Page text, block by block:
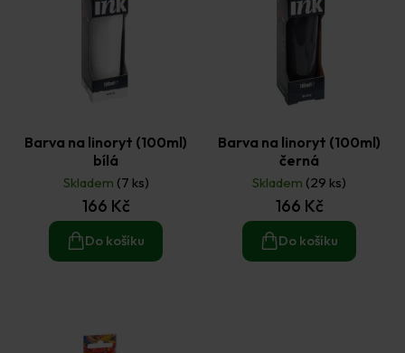
Barva na linoryt (100ml)
bílá
Skladem (7 ks)
166 Kč
Do košíku
Barva na linoryt (100ml)
černá
Skladem (29 ks)
166 Kč
Do košíku